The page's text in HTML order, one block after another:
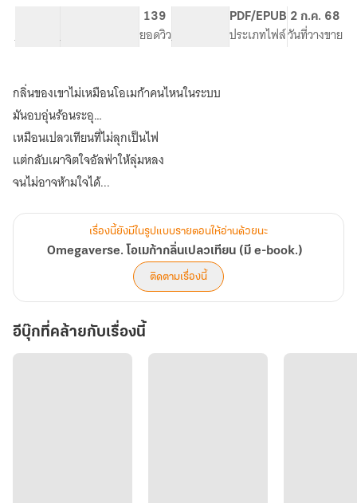
(มี
จำนวนคำ จำนวนหน้า (A5)
139
ยอดวิวระดับเนื้อหา
PDF/EPUB
ประเภทไฟล์
2 ก.ค. 68
วันที่วางขาย
กลิ่นของเขาไม่เหมือนโอเมก้าคนไหนในระบบ
มันอบอุ่นร้อนระอุ…
เหมือนเปลวเทียนที่ไม่ลุกเป็นไฟ
แต่กลับเผาจิตใจอัลฟ่าให้ลุ่มหลง
เรื่องนี้ยังมีในรูปแบบรายตอนให้อ่านด้วยนะ
Omegaverse. โอเมก้ากลิ่นเปลวเทียน (มี e-book.)
ติดตามเรื่องนี้
อีบุ๊กที่คล้ายกับเรื่องนี้